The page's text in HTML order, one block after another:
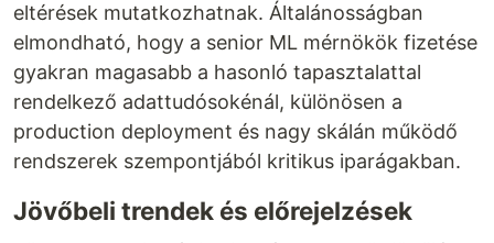
eltérések mutatkozhatnak. Általánosságban
elmondható, hogy a senior ML mérnökök fizetése
gyakran magasabb a hasonló tapasztalattal
rendelkező adattudósokénál, különösen a
production deployment és nagy skálán működő
rendszerek szempontjából kritikus iparágakban.
Jövőbeli trendek és előrejelzések